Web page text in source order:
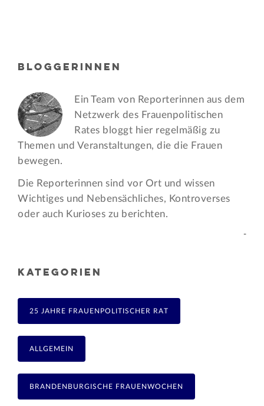
BLOGGERINNEN
Ein Team von Reporterinnen aus dem
Netzwerk des Frauen­politischen
Rates bloggt hier regelmäßig zu
Themen und Veran­staltungen, die die Frauen
bewegen.
Die Reporterinnen sind vor Ort und wissen
Wichtiges und Nebensächliches, Kontroverses
oder auch Kurioses zu berichten.
-
KATEGORIEN
25 JAHRE FRAUENPOLITISCHER RAT
ALLGEMEIN
BRANDENBURGISCHE FRAUENWOCHEN